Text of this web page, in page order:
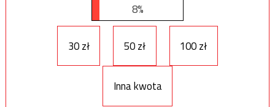
8%
30 zł 50 zł 100 zł
Inna kwota